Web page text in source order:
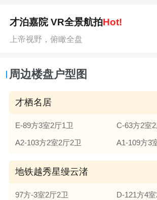
才泊嘉院 VR全景航拍Hot!
上帝视野，俯瞰全盘
周边楼盘户型图
才栖名居
E-89方3室2厅1卫
C-63方2室
A2-103方2室2厅2卫
A1-109方3
地铁越秀星缦云渚
97方-3室2厅2卫
D-121方4